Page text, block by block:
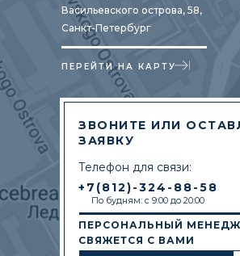
Телефон для связи:
ЗВОНИТЕ ИЛИ
ЗАЯВКУ
+7(812)-324-88-58
ПЕРСОНАЛЬНЫЙ
СВЯЖЕТСЯ С ВАМИ
По будням: с 9:00 до 20:00
Васильевского острова, 58,
Санкт-Петербург
ПЕРЕЙТИ НА КАРТУ